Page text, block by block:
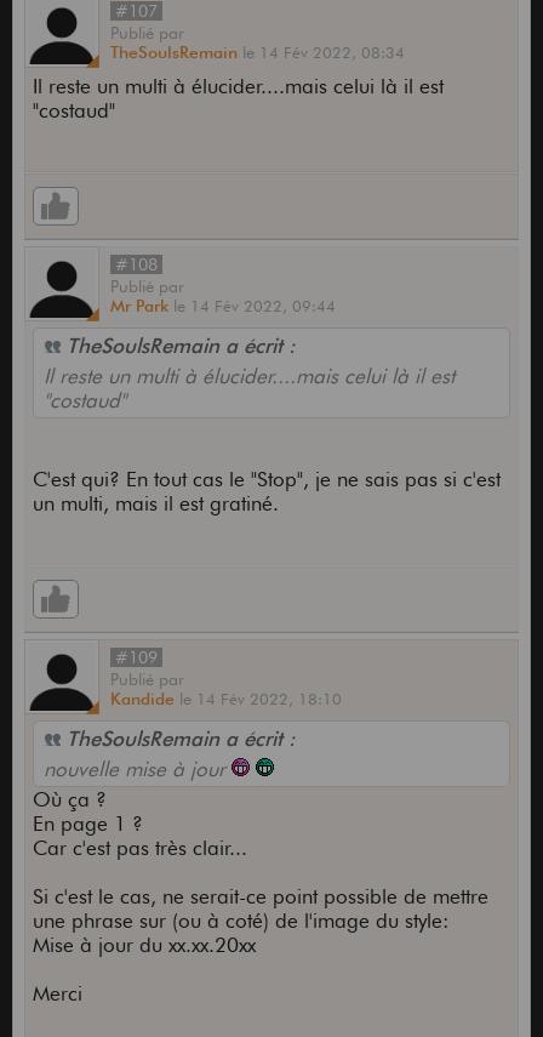
#107
Publié par
TheSoulsRemain le 14 Fév 2022, 08:34
Il reste un multi à élucider....mais celui là il est
"costaud"
#108
Publié par
Mr Park le 14 Fév 2022, 09:44
TheSoulsRemain a écrit :
Il reste un multi à élucider....mais celui là il est
"costaud"
C'est qui? En tout cas le "Stop", je ne sais pas si c'est
un multi, mais il est gratiné.
#109
Publié par
Kandide le 14 Fév 2022, 18:10
TheSoulsRemain a écrit :
nouvelle mise à jour
Où ça ?
En page 1 ?
Car c'est pas très clair...
Si c'est le cas, ne serait-ce point possible de mettre
une phrase sur (ou à coté) de l'image du style:
Mise à jour du xx.xx.20xx
Merci